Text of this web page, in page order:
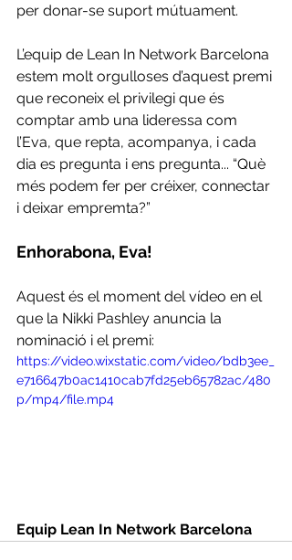
per donar-se suport mútuament.
L’equip de Lean In Network Barcelona
estem molt orgulloses d’aquest premi
que reconeix el privilegi que és
comptar amb una lideressa com
l’Eva, que repta, acompanya, i cada
dia es pregunta i ens pregunta... “Què
més podem fer per créixer, connectar
i deixar empremta?”
Enhorabona, Eva!
Aquest és el moment del vídeo en el
que la Nikki Pashley anuncia la
nominació i el premi:
https://video.wixstatic.com/video/bdb3ee_
e716647b0ac1410cab7fd25eb65782ac/480
p/mp4/file.mp4
Equip Lean In Network Barcelona